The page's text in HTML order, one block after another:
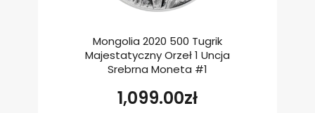
Mongolia 2020 500 Tugrik
Majestatyczny Orzeł 1 Uncja
Srebrna Moneta #1
1,099.00zł